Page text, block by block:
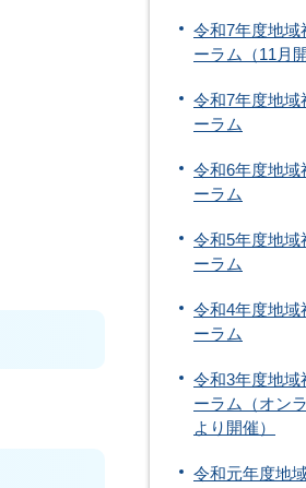
令和7年度地域
ーラム（11月
令和7年度地域
ーラム
令和6年度地域
ーラム
令和5年度地域
ーラム
令和4年度地域
ーラム
令和3年度地域
ーラム（オン
より開催）
令和元年度地